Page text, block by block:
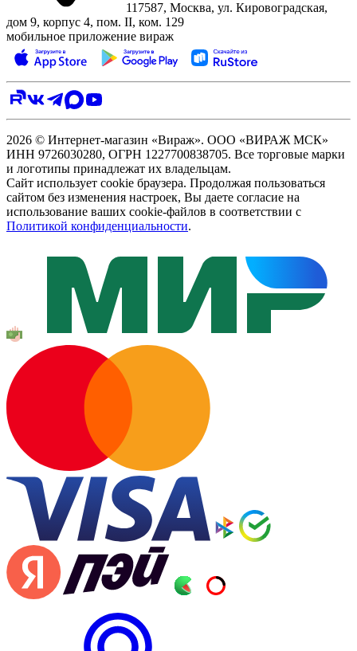
117587, Москва, ул. Кировоградская,
дом 9, корпус 4, пом. II, ком. 129
мобильное приложение вираж
2026 © Интернет-магазин «Вираж». ООО «ВИРАЖ МСК»
ИНН 9726030280, ОГРН 1227700838705. Все торговые марки
и логотипы принадлежат их владельцам.
Сайт использует cookie браузера. Продолжая пользоваться
сайтом без изменения настроек, Вы даете согласие на
использование ваших cookie-файлов в соответствии с
Политикой конфиденциальности.